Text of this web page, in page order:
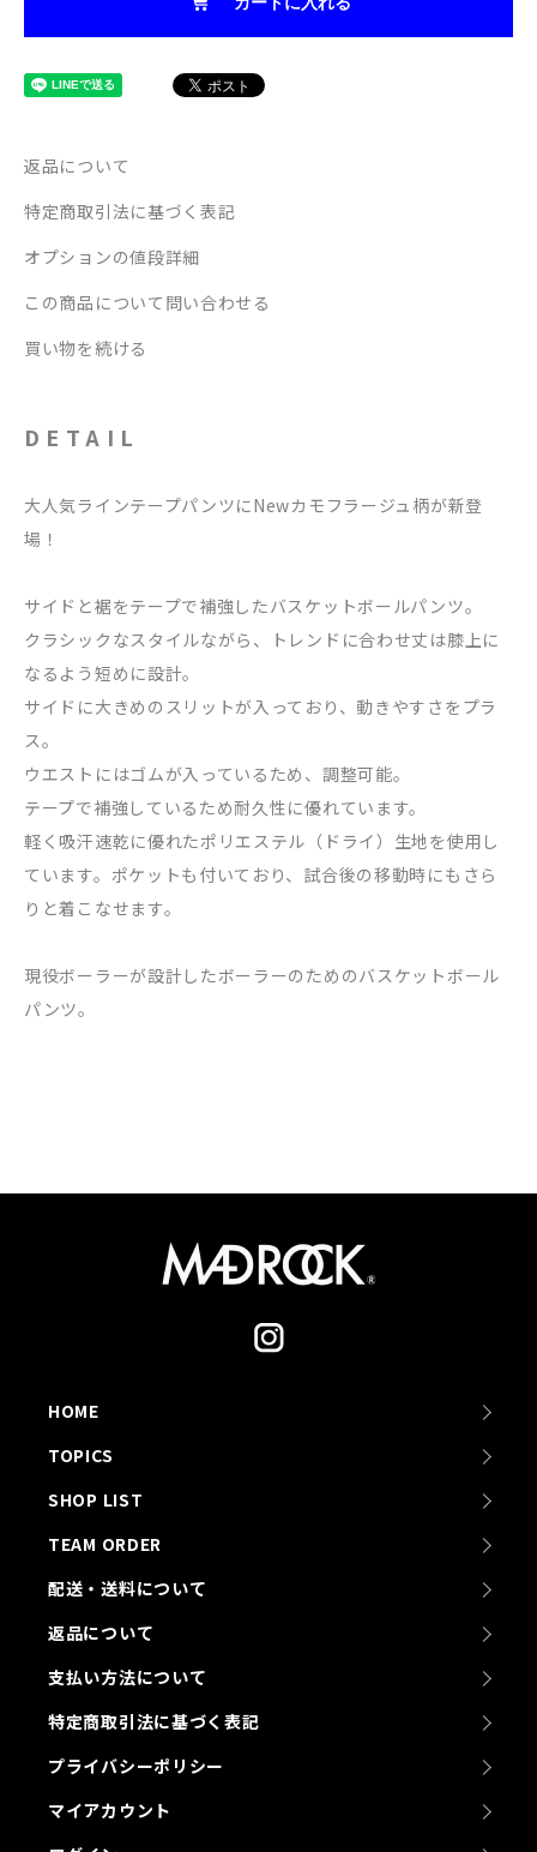
返品について
特定商取引法に基づく表記
オプションの値段詳細
この商品について問い合わせる
買い物を続ける
DETAIL
大人気ラインテープパンツにNewカモフラージュ柄が新登
場！
サイドと裾をテープで補強したバスケットボールパンツ。
クラシックなスタイルながら、トレンドに合わせ丈は膝上に
なるよう短めに設計。
サイドに大きめのスリットが入っており、動きやすさをプラ
ス。
ウエストにはゴムが入っているため、調整可能。
テープで補強しているため耐久性に優れています。
軽く吸汗速乾に優れたポリエステル（ドライ）生地を使用し
ています。ポケットも付いており、試合後の移動時にもさら
りと着こなせます。
現役ボーラーが設計したボーラーのためのバスケットボール
パンツ。
HOME
TOPICS
SHOP LIST
TEAM ORDER
配送・送料について
返品について
支払い方法について
特定商取引法に基づく表記
プライバシーポリシー
マイアカウント